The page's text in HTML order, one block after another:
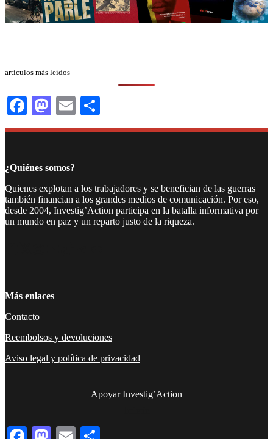
artículos más leídos
Facebook
Mastodon
Email
¿Quiénes somos?
Quienes explotan a los trabajadores y se benefician de las guerras
también financian a los grandes medios de comunicación. Por eso,
desde 2004, Investig’Action participa en la batalla informativa por
un mundo en paz y un reparto justo de la riqueza.
Más enlaces
Contacto
Reembolsos y devoluciones
Aviso legal y política de privacidad
Apoyar Investig’Action